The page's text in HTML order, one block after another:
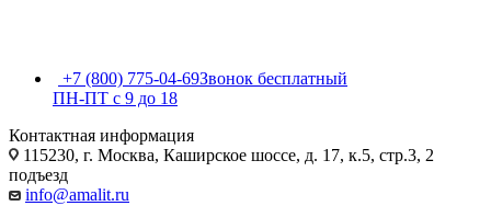
+7 (800) 775-04-69Звонок бесплатный
ПН-ПТ c 9 до 18
Контактная информация
115230, г. Москва, Каширское шоссе, д. 17, к.5, стр.3, 2
подъезд
info@amalit.ru